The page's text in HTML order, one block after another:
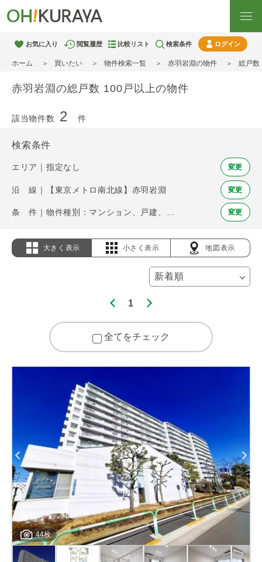
お気に入り 閲覧履歴 比較リスト 検索条件 ログイン
ホーム 買いたい 物件検索一覧 赤羽岩淵の物件 総戸数
赤羽岩淵の総戸数 100戸以上の物件
該当物件数 2 件
検索条件
エリア｜指定なし 変更
沿 線｜【東京メトロ南北線】赤羽岩淵 変更
変更
大きく表示 小さく表示 地図表示
1
全てをチェック
44枚